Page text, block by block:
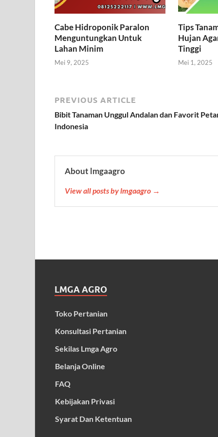
Cabe Hidroponik Paralon
Menguntungkan Untuk
Lahan Minim
Mei 9, 2025
Tips
Hujan
Tinggi
Mei 1, 2025
PREVIOUS ARTICLE
Bibit Tanaman Unggul Andalan dan Favorit
Indonesia
About lmgaagro
View all posts by lmgaagro →
LMGA AGRO
Toko Pertanian
Konsultasi Pertanian
Sekilas Lmga Agro
Belanja Online
FAQ
Kebijakan Privasi
Syarat Dan Ketentuan